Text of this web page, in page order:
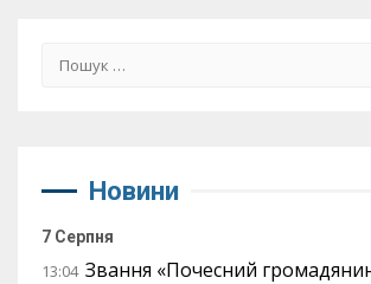
Пошук:
Новини
7 Серпня
13:04 Звання «Почесний